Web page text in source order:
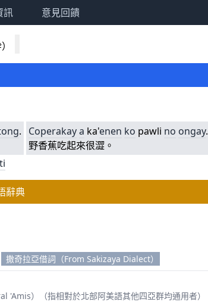
訊 意見回饋
.
Coperakaya ka'enen ko pawli no ongay.
野香蕉吃起來很澀。
辭典
撒奇拉亞借詞（From Sakizaya Dialect）
'Amis）（指相對於北部阿美語其他四亞群均通用者）